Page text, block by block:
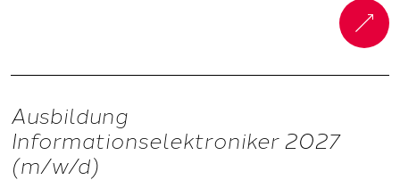
Ausbildung
Informationselektroniker 2027
(m/w/d)